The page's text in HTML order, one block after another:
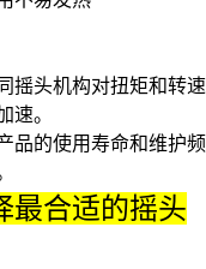
摇头机构对扭矩和转速
速。
品的使用寿命和维护频
最合适的摇头